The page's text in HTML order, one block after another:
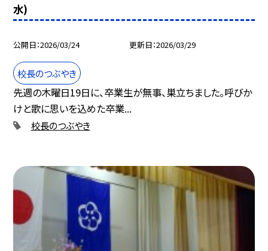
水)
公開日 2026/03/24 更新日 2026/03/29
校長のつぶやき
先週の木曜日19日に、卒業生が無事、巣立ちました。呼びか
けと歌に思いを込めた卒業...
校長のつぶやき